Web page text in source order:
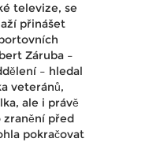
televize, se
přinášet
Záruba –
– hledal
veteránů,
, ale i právě
před
pokračovat